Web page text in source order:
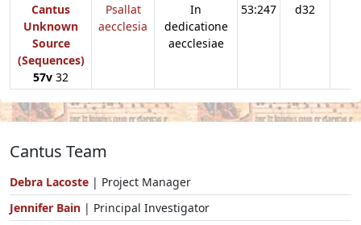
Cantus
Unknown
Source
(Sequences)
57v 32
Psallat
aecclesia
In
dedicatione
aecclesiae
53:247 d32
Cantus Team
Debra Lacoste | Project Manager
Jennifer Bain | Principal Investigator